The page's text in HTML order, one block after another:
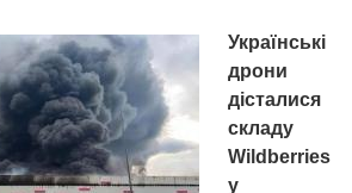
Українські
дрони
дісталися
складу
Wildberries
у